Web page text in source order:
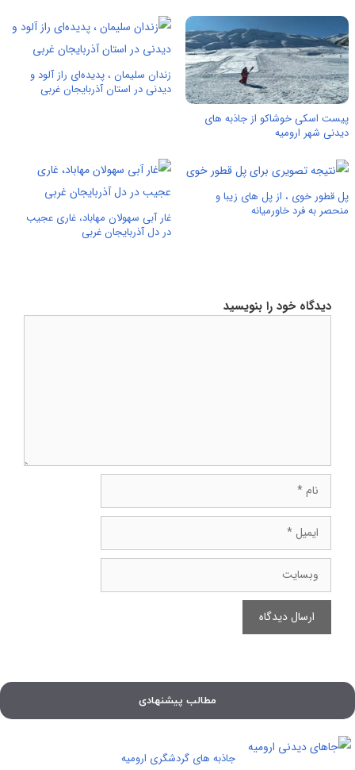
پیست اسکی خوشاکو از جاذبه های
دیدنی شهر ارومیه
زندان سلیمان ، پدیده‌ای راز آلود و
دیدنی در استان آذربایجان‌ غربی
پل قطور خوی ، از پل های زیبا و
منحصر به فرد خاورمیانه
غار آبی سهولان مهاباد، غاری عجیب
در دل آذربایجان غربی
دیدگاه خود را بنویسید
ایمیل
وبسایت
مطالب پیشنهادی
جاذبه های گردشگری ارومیه